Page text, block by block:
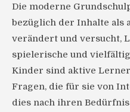
Die moderne
bezüglich der Inhalte als
verändert und versucht,
spielerische und
Kinder sind aktive
Fragen, die für sie von
dies nach ihren